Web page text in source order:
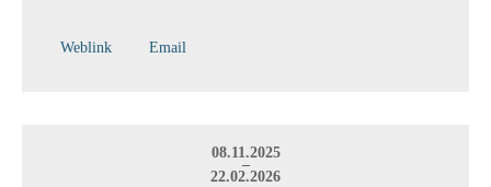
08.11.2025
–
22.02.2026
Weblink Email